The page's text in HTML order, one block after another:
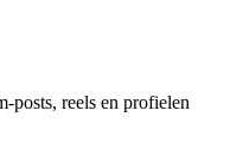
posts, reels en profielen